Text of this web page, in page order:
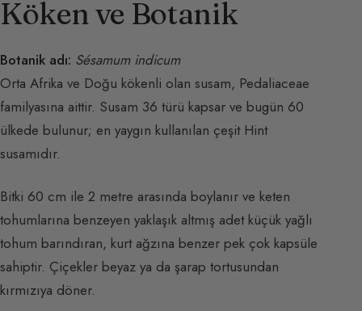
Köken ve Botanik
Botanik adı: Sésamum indicum
Orta Afrika ve Doğu kökenli olan susam, Pedaliaceae
familyasına aittir. Susam 36 türü kapsar ve bugün 60
ülkede bulunur; en yaygın kullanılan çeşit Hint
susamıdır.
Bitki 60 cm ile 2 metre arasında boylanır ve keten
tohumlarına benzeyen yaklaşık altmış adet küçük yağlı
tohum barındıran, kurt ağzına benzer pek çok kapsüle
sahiptir. Çiçekler beyaz ya da şarap tortusundan
kırmızıya döner.